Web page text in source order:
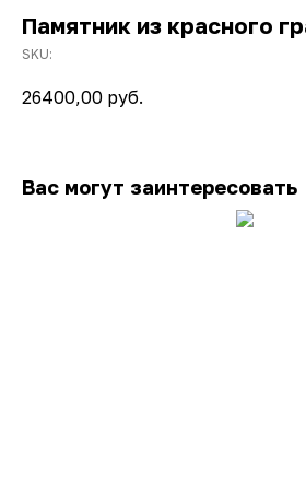
Памятник из красного
SKU:
26400,00 руб.
Вас могут заинтересовать